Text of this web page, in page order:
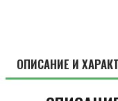
ОПИСАНИЕ И